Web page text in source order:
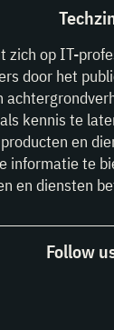
zich op IT-
door het
kennis te
en
informatie te
en diensten
Follow